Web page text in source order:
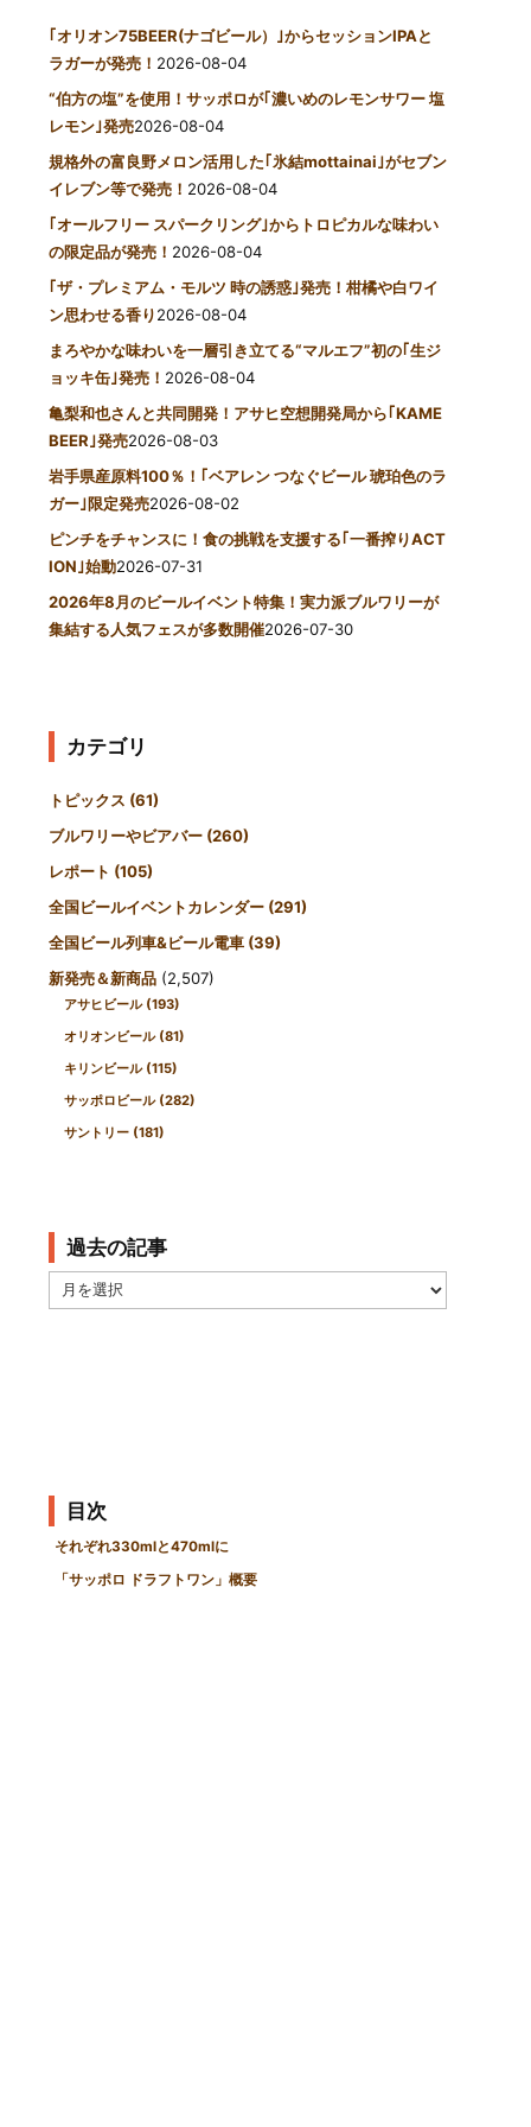
｢オリオン75BEER(ナゴビール）｣からセッションIPAと
ラガーが発売！ 2026-08-04
“伯方の塩”を使用！サッポロが｢濃いめのレモンサワー 塩
レモン｣発売2026-08-04
規格外の富良野メロン活用した｢氷結mottainai｣がセブン
イレブン等で発売！ 2026-08-04
｢オールフリー スパークリング｣からトロピカルな味わい
の限定品が発売！ 2026-08-04
｢ザ・プレミアム・モルツ 時の誘惑｣発売！柑橘や白ワイ
ン思わせる香り2026-08-04
まろやかな味わいを一層引き立てる“マルエフ”初の｢生ジ
ョッキ缶｣発売！ 2026-08-04
亀梨和也さんと共同開発！アサヒ空想開発局から｢KAME
BEER｣発売2026-08-03
岩手県産原料100％！｢ベアレン つなぐビール 琥珀色のラ
ガー｣限定発売2026-08-02
ピンチをチャンスに！食の挑戦を支援する｢一番搾りACT
ION｣始動2026-07-31
2026年8月のビールイベント特集！実力派ブルワリーが
集結する人気フェスが多数開催2026-07-30
カテゴリ
トピックス (61)
ブルワリーやビアバー (260)
レポート (105)
全国ビールイベントカレンダー (291)
全国ビール列車&ビール電車 (39)
新発売＆新商品 (2,507)
アサヒビール (193)
オリオンビール (81)
キリンビール (115)
サッポロビール (282)
サントリー (181)
過去の記事
去
目次
それぞれ330mlと470mlに
「サッポロ ドラフトワン」概要